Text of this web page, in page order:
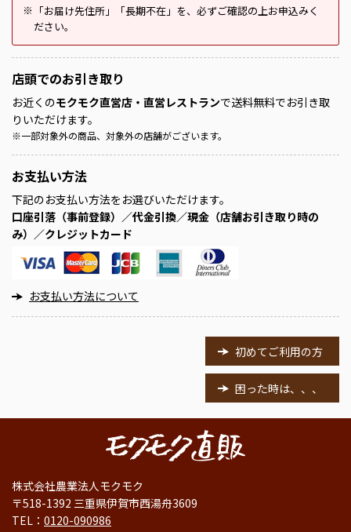
※
「お届け先住所」「長期不在」を、必ずご確認の上お申込みく
ださい。
店頭でのお引き取り
お近くのモクモク直営店・直営レストランで送料無料でお引き取
りいただけます。
※一部対象外の商品、対象外の店舗がございます。
お支払い方法
下記のお支払い方法をお選びいただけます。
口座引落（事前登録）／代金引換／現金（店舗お引き取り時の
み）／クレジットカード
お支払い方法について
初めてご利用の方
困った時は、、、
株式会社農業法人モクモク
〒518-1392 三重県伊賀市西湯舟3609
TEL： 0120-090986